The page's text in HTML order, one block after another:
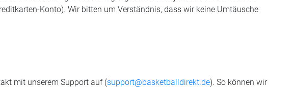
Konto). Wir bitten um Verständnis, dass wir keine Umtäusche
mit unserem Support auf (support@basketballdirekt.de). So können wir